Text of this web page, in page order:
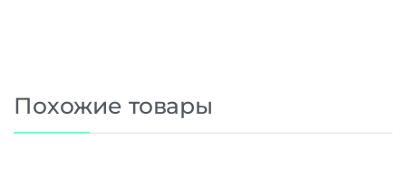
Похожие товары